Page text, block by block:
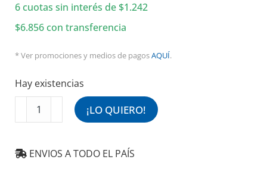
era:
$8.280.
es:
$7.452.
6 cuotas sin interés de $1.242
$6.856con transferencia
* Ver promociones y medios de pagosAQUÍ.
Hay existencias
Barral
de
Techo
¡LO QUIERO!
ENVIOS A TODO EL PAÍS